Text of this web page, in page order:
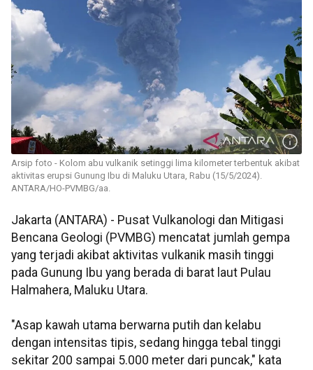
Arsip foto - Kolom abu vulkanik setinggi lima kilometer terbentuk akibat
aktivitas erupsi Gunung Ibu di Maluku Utara, Rabu (15/5/2024).
ANTARA/HO-PVMBG/aa.
Jakarta (ANTARA) - Pusat Vulkanologi dan Mitigasi
Bencana Geologi (PVMBG) mencatat jumlah gempa
yang terjadi akibat aktivitas vulkanik masih tinggi
pada Gunung Ibu yang berada di barat laut Pulau
Halmahera, Maluku Utara.
"Asap kawah utama berwarna putih dan kelabu
dengan intensitas tipis, sedang hingga tebal tinggi
sekitar 200 sampai 5.000 meter dari puncak," kata